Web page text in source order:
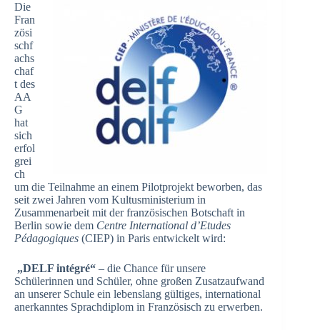
Die
Fran
zösi
schf
achs
chaf
t des
AA
G
hat
sich
erfol
grei
ch
um die Teilnahme an einem Pilotprojekt beworben, das
seit zwei Jahren vom Kultusministerium in
Zusammenarbeit mit der französischen Botschaft in
Berlin sowie dem Centre International d’Etudes
Pédagogiques (CIEP) in Paris entwickelt wird:
„DELF intégré“ – die Chance für unsere
Schülerinnen und Schüler, ohne großen Zusatzaufwand
an unserer Schule ein lebenslang gültiges, international
anerkanntes Sprachdiplom in Französisch zu erwerben.